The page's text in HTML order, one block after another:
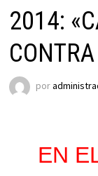
2014:
por
EN